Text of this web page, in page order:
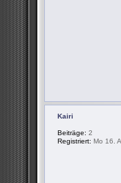
Kairi
Beiträge: 2
Registriert: Mo 16.